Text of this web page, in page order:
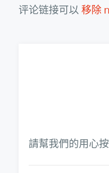
评论链接可以移除
請幫我們的用心